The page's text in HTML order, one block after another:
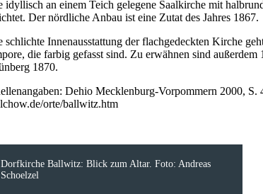
idyllisch an einem Teich gelegene Saalkirche mit
Der nördliche Anbau ist eine Zutat des Jahres 1867.
schlichte Innenausstattung der flachgedeckten Kirche
die farbig gefasst sind. Zu erwähnen sind
1870.
Dehio Mecklenburg-Vorpommern 2000,
orte/ballwitz.htm
Dorfkirche Ballwitz: Blick zum Altar. Foto: Andreas
Schoelzel